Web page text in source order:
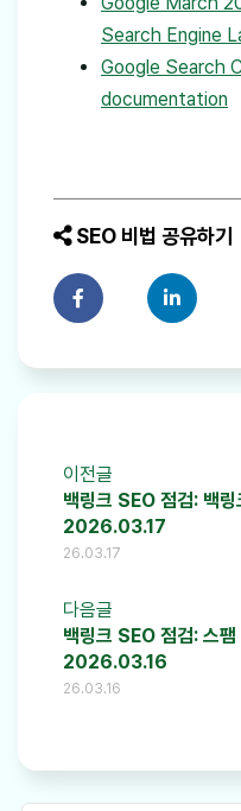
Search Engine
Google Search
documentation
SEO 비법 공유하기
페이스북에 공유하기
링크드인
이전글
백링크 SEO 점검: 백링
2026.03.17
26.03.17
다음글
백링크 SEO 점검: 스팸
2026.03.16
26.03.16